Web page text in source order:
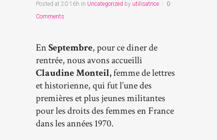
Posted at 20:16h in Uncategorized by utilisatrice
0
Comments
EnSeptembre, pour ce diner de
rentrée, nous avons accueilli
Claudine Monteil,femme de lettres
et historienne, qui fut l’une des
premières et plus jeunes militantes
pour les droits des femmes en France
dans les années 1970.